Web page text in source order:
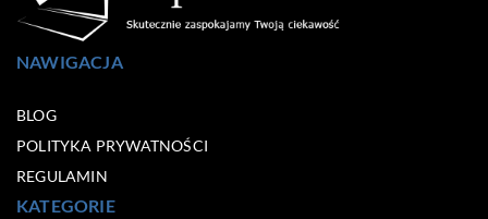
NAWIGACJA
BLOG
POLITYKA PRYWATNOŚCI
REGULAMIN
KATEGORIE